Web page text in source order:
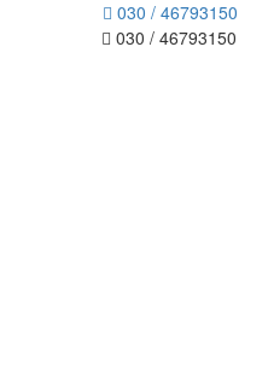
030 / 46793150
030 / 46793150